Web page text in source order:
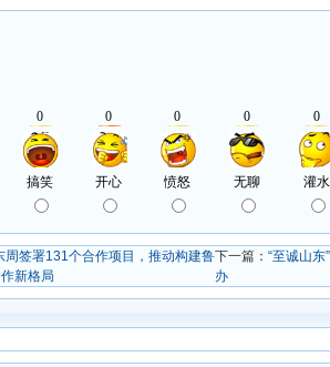
周签署131个合作项目，推动构建鲁
新格局
下一篇： “至诚山
办